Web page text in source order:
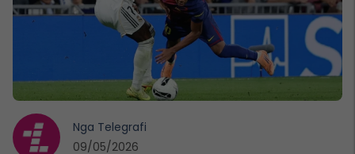
Nga Telegrafi
09/05/2026